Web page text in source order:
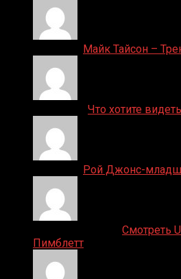
Майк Тайсон –
Что хотите
Рой Джонс-
Смотреть
Пимблетт